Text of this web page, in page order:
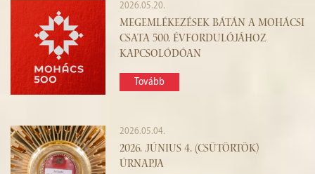
2026.05.20.
MEGEMLÉKEZÉSEK BÁTÁN A MOHÁCSI
CSATA 500. ÉVFORDULÓJÁHOZ
KAPCSOLÓDÓAN
Tovább
2026.05.04.
2026. JÚNIUS 4. (CSÜTÖRTÖK)
ÚRNAPJA